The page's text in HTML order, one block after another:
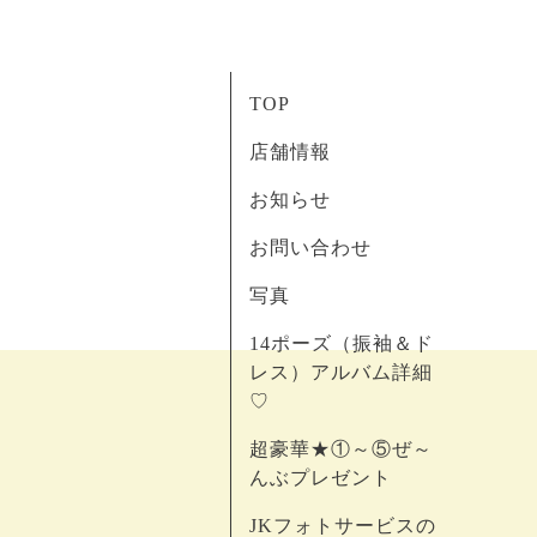
TOP
店舗情報
お知らせ
お問い合わせ
写真
14ポーズ（振袖＆ド
レス）アルバム詳細
♡
超豪華★①～⑤ぜ～
んぶプレゼント
JKフォトサービスの